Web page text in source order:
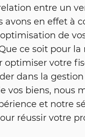
entre un
avons en effet à
de
ce soit pour la
optimiser votre
dans la
vos biens, nous
et notre
réussir votre